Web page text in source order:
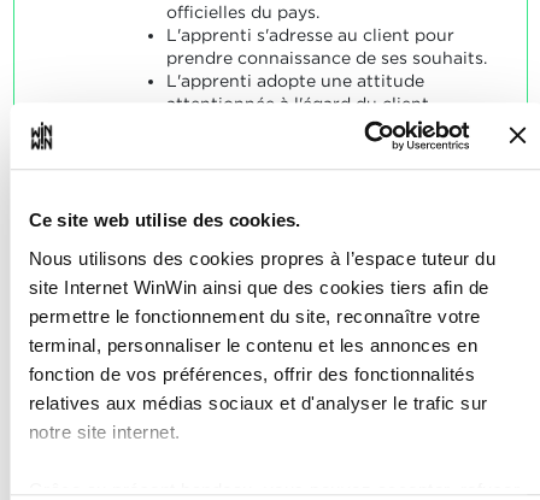
Ce site web utilise des cookies.
Nous utilisons des cookies propres à l’espace tuteur du
site Internet WinWin ainsi que des cookies tiers afin de
permettre le fonctionnement du site, reconnaître votre
terminal, personnaliser le contenu et les annonces en
fonction de vos préférences, offrir des fonctionnalités
relatives aux médias sociaux et d'analyser le trafic sur
notre site internet.
officielles du pays.
L'apprenti s'adresse au client pour
prendre connaissance de ses souhaits.
L'apprenti adopte une attitude
attentionnée à l'égard du client.
L'apprenti applique les règles de la
L'apprenti organise le temps d'attente
L'apprenti a identifié le souhait du
L'attitude de l'apprenti correspondait
à l'étiquette de l'entreprise.
Le client était satisfait.